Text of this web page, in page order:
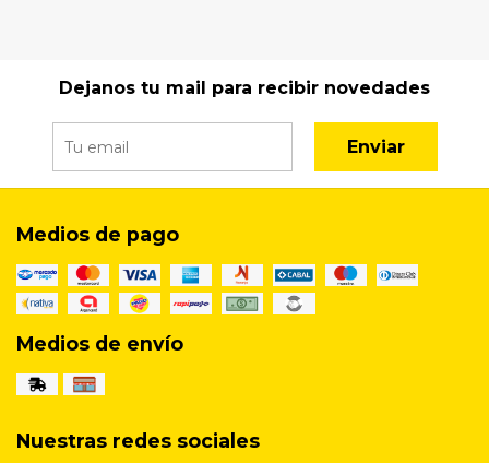
Dejanos tu mail para recibir novedades
Enviar
Medios de pago
Medios de envío
Nuestras redes sociales